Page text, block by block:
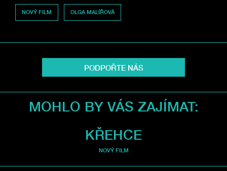
NOVÝ FILM OLGA MALÍŘOVÁ
PODPOŘTE NÁS
MOHLO BY VÁS ZAJÍMAT:
KŘEHCE
NOVÝ FILM